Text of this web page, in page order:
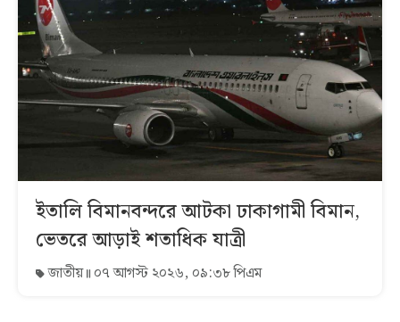
ইতালি বিমানবন্দরে আটকা ঢাকাগামী বিমান,
ভেতরে আড়াই শতাধিক যাত্রী
জাতীয় ০৭ আগস্ট ২০২৬, ০৯:৩৮ পিএম